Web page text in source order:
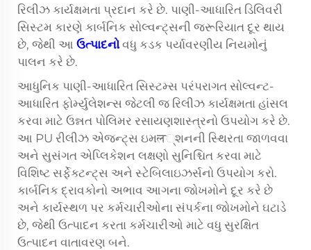
રિલીઝ કાર્યક્ષમતા પ્રદાન કરે છે. પાણી-આધારિત ડિલિવરી
સિસ્ટમ કારણે કાર્બનિક સોલ્વન્ટ્સની જરૂરિયાત દૂર થાય
છે, જેથી આ ઉત્પાદનોવધુ કડક પર્યાવરણીય નિયમોનું
પાલન કરે છે.
આધુનિક પાણી-આધારિત સિસ્ટમ્સ પરંપરાગત સોલ્વન્ટ-
આધારિત ફોર્મ્યુલેશન્સ જેટલી જ રિલીઝ કાર્યક્ષમતા હાંસલ
કરવા માટે ઉન્નત પોલિમર રસાયણશાસ્ત્રનો ઉપયોગ કરે છે.
આ PU રીલીઝ એજન્ટ્સ ઇમल્શનની સ્થિરતા જાળવવા
અને સુસંગત એપ્લિકેશન લક્ષણો સુનિશ્ચિત કરવા માટે
વિશિષ્ટ સર્ફેક્ટન્ટ્સ અને સ્ટેબિલાઇઝર્સનો ઉપયોગ કરો.
કાર્બનિક દ્રાવકોનો અભાવ આગના જોખમોને દૂર કરે છે
અને કાર્યસ્થળ પર કર્મચારીઓના સંપર્કના જોખમોને ઘટાડે
છે, જેથી ઉત્પાદન કરતા કર્મચારીઓ માટે વધુ સુરક્ષિત
ઉત્પાદન વાતાવરણ બને.